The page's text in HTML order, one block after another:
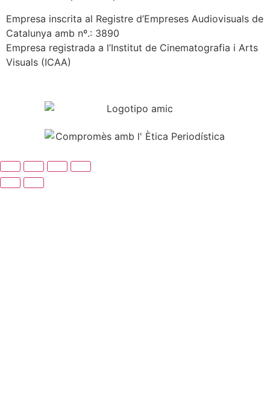
Empresa inscrita al Registre d’Empreses Audiovisuals de
Catalunya amb nº.: 3890
Empresa registrada a l’Institut de Cinematografia i Arts
Visuals (ICAA)